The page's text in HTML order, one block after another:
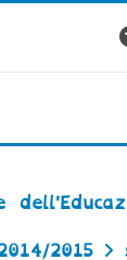
2015